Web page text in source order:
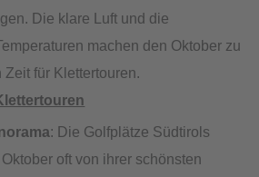
Die klare Luft und die
machen den Oktober zu
für Klettertouren.
: Die Golfplätze Südtirols
oft von ihrer schönsten